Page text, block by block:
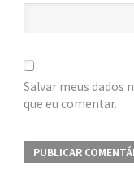
Salvar meus dados
que eu comentar.